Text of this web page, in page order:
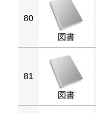
80
図書
81
図書